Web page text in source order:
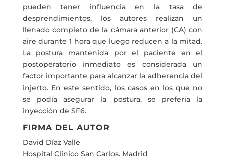
pueden tener influencia en la tasa de
desprendimientos, los autores realizan un
llenado completo de la cámara anterior (CA) con
aire durante 1 hora que luego reducen a la mitad.
La postura mantenida por el paciente en el
postoperatorio inmediato es considerada un
factor importante para alcanzar la adherencia del
injerto. En este sentido, los casos en los que no
se podía asegurar la postura, se prefería la
inyección de SF6.
FIRMA DEL AUTOR
David Díaz Valle
Hospital Clínico San Carlos. Madrid